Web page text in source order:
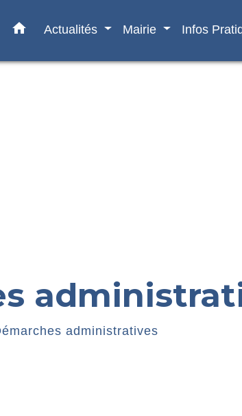
home Actualités Mairie Infos
administratives